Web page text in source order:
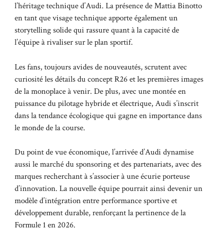
l’héritage technique d’Audi. La présence de Mattia Binotto
en tant que visage technique apporte également un
storytelling solide qui rassure quant à la capacité de
l’équipe à rivaliser sur le plan sportif.
Les fans, toujours avides de nouveautés, scrutent avec
curiosité les détails du concept R26 et les premières images
de la monoplace à venir. De plus, avec une montée en
puissance du pilotage hybride et électrique, Audi s’inscrit
dans la tendance écologique qui gagne en importance dans
le monde de la course.
Du point de vue économique, l’arrivée d’Audi dynamise
aussi le marché du sponsoring et des partenariats, avec des
marques recherchant à s’associer à une écurie porteuse
d’innovation. La nouvelle équipe pourrait ainsi devenir un
modèle d’intégration entre performance sportive et
développement durable, renforçant la pertinence de la
Formule 1 en 2026.